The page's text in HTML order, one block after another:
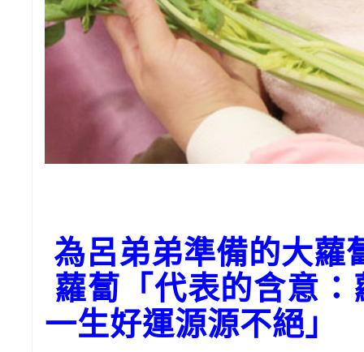
為呂弟弟準備的大蘿
蘿蔔「代表的含意
一生好運源源不絕」